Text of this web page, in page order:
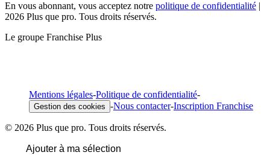
En vous abonnant, vous acceptez notre politique de confidentialité |
2026 Plus que pro. Tous droits réservés.
Le groupe Franchise Plus
Mentions légales-Politique de confidentialité-
Gestion des cookies -Nous contacter-Inscription Franchise
© 2026 Plus que pro. Tous droits réservés.
Ajouter à ma sélection